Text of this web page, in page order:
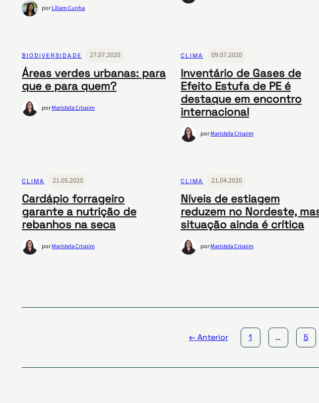
porLíliam Cunha
BIODIVERSIDADE 27.07.2020
Áreas verdes urbanas: para
que e para quem?
porMaristela Crispim
CLIMA 09.07.2020
Inventário de Gases de
Efeito Estufa de PE é
destaque em encontro
internacional
porMaristela Crispim
CLIMA 21.05.2020
Cardápio forrageiro
garante a nutrição de
rebanhos na seca
porMaristela Crispim
CLIMA 21.04.2020
Níveis de estiagem
reduzem no Nordeste,
situação ainda é crítica
porMaristela Crispim
← Anterior 1 … 5